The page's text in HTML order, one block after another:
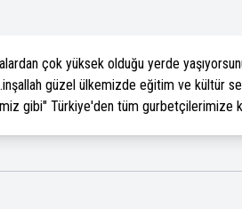
çok yüksek olduğu yerde
güzel ülkemizde eğitim ve kültür
gibi" Türkiye'den tüm gurbetçilerimize